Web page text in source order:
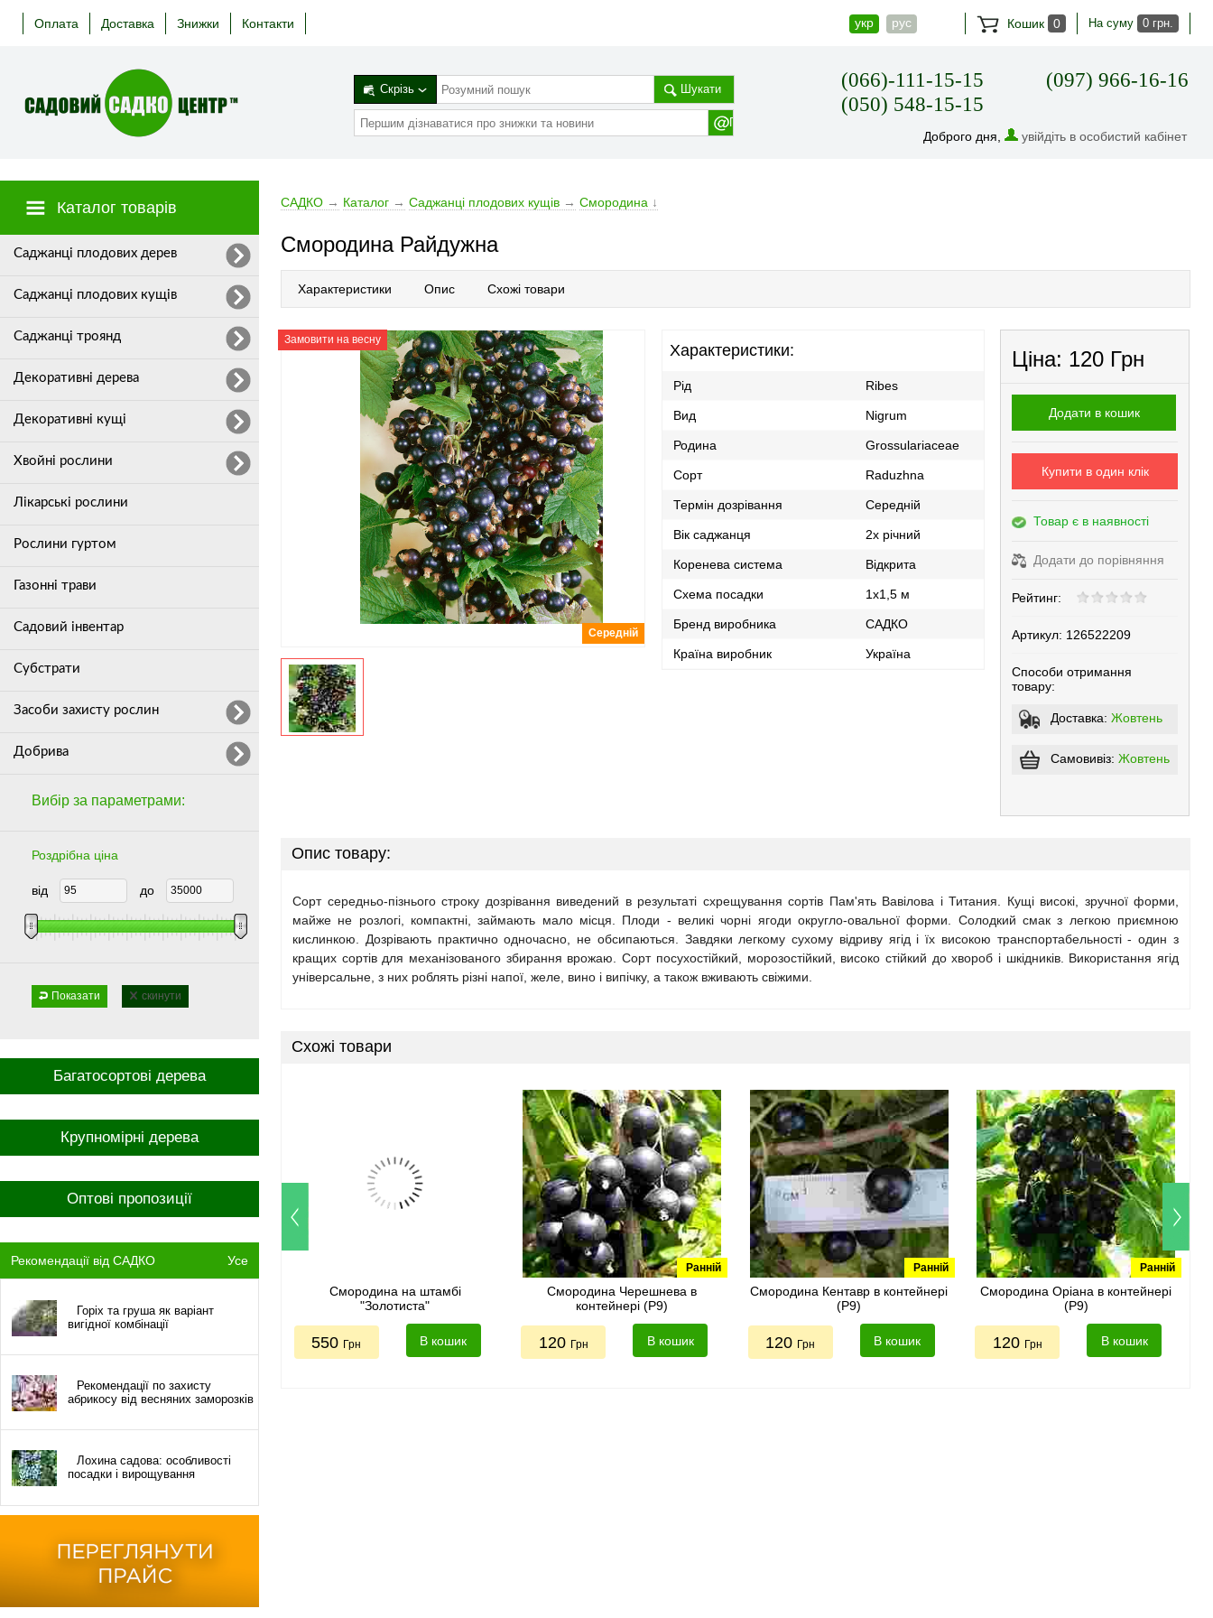
Оплата Доставка Знижки Контакти укр рус Кошик 0 На суму 0 грн.
Скрізь Шукати
(066)-111-15-15
(050) 548-15-15
(097) 966-16-16
Доброго дня, увійдіть в особистий кабінет
Каталог товарів
Cаджанці плодових дерев
Саджанці плодових кущів
Саджанці троянд
Декоративні дерева
Декоративні кущі
Хвойні рослини
Лікарські рослини
Рослини гуртом
Газонні трави
Садовий інвентар
Субстрати
Засоби захисту рослин
Добрива
Багатосортові дерева
Крупномірні дерева
Оптові пропозиції
Рекомендації від САДКО Усе
Горіх та груша як варіант
вигідної комбінації
Рекомендації по захисту
абрикосу від весняних заморозків
Лохина садова: особливості
посадки і вирощування
Вибір за параметрами:
Роздрібна ціна
від до
Показати скинути
САДКО → Каталог → Саджанці плодових кущів → Смородина ↓
Смородина Райдужна
Характеристики Опис Схожі товари
Замовити на весну
Середній
Характеристики:
Рід Ribes
Вид Nigrum
Родина Grossulariaceae
Сорт Raduzhna
Термін дозрівання Середній
Вік саджанця 2х річний
Коренева система Відкрита
Схема посадки 1х1,5 м
Бренд виробника САДКО
Країна виробник Україна
Ціна: 120 Грн
Додати в кошик
Купити в один клік
Товар є в наявності
Додати до порівняння
Рейтинг:
Артикул: 126522209
Способи отримання
товару:
Доставка: Жовтень
Самовивіз: Жовтень
Опис товару:
Сорт середньо-пізнього строку дозрівання виведений в результаті схрещування сортів Пам'ять Вавілова і Титания. Кущі високі, зручної форми,
майже не розлогі, компактні, займають мало місця. Плоди - великі чорні ягоди округло-овальної форми. Солодкий смак з легкою приємною
кислинкою. Дозрівають практично одночасно, не обсипаються. Завдяки легкому сухому відриву ягід і їх високою транспортабельності - один з
кращих сортів для механізованого збирання врожаю. Сорт посухостійкий, морозостійкий, високо стійкий до хвороб і шкідників. Використання ягід
універсальне, з них роблять різні напої, желе, вино і випічку, а також вживають свіжими.
Схожі товари
Смородина на штамбі
"Золотиста"
550 Грн В кошик
Ранній
Смородина Черешнева в
контейнері (Р9)
120 Грн В кошик
Ранній
Смородина Кентавр в контейнері
(Р9)
120 Грн В кошик
Ранній
Смородина Оріана в контейнері
(Р9)
120 Грн В кошик